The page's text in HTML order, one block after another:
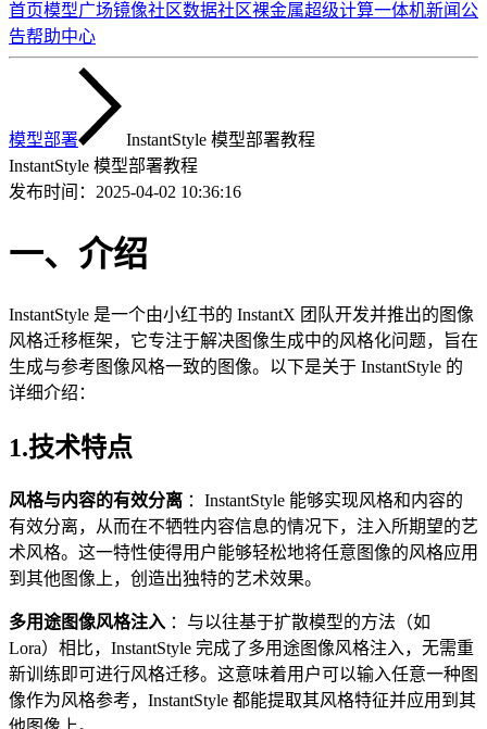
首页模型广场镜像社区数据社区裸金属超级计算一体机新闻公
告帮助中心
模型部署
InstantStyle 模型部署教程
InstantStyle 模型部署教程
发布时间： 2025-04-02 10:36:16
一、介绍
InstantStyle 是一个由小红书的 InstantX 团队开发并推出的图像
风格迁移框架，它专注于解决图像生成中的风格化问题，旨在
生成与参考图像风格一致的图像。以下是关于 InstantStyle 的
详细介绍：
1.技术特点
风格与内容的有效分离 ：InstantStyle 能够实现风格和内容的
有效分离，从而在不牺牲内容信息的情况下，注入所期望的艺
术风格。这一特性使得用户能够轻松地将任意图像的风格应用
到其他图像上，创造出独特的艺术效果。
多用途图像风格注入 ：与以往基于扩散模型的方法（如
Lora）相比，InstantStyle 完成了多用途图像风格注入，无需重
新训练即可进行风格迁移。这意味着用户可以输入任意一种图
像作为风格参考，InstantStyle 都能提取其风格特征并应用到其